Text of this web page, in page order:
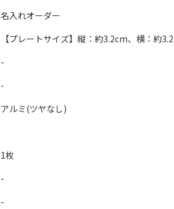
名入れオーダー
【プレートサイズ】縦：約3.2cm、横：約
-
-
アルミ(ツヤなし)
1枚
-
-